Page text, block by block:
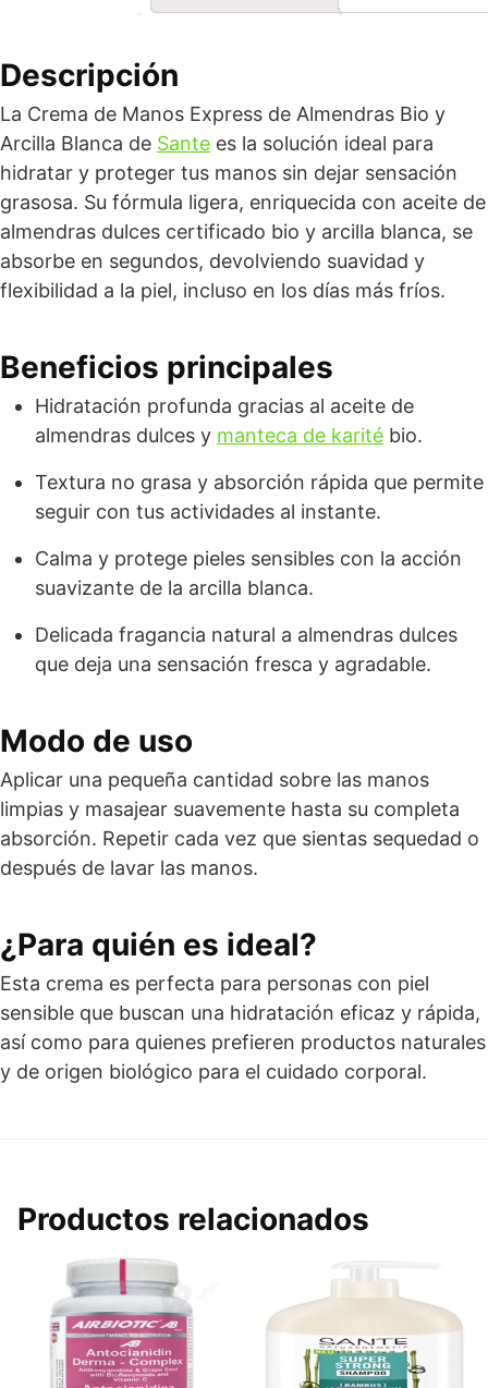
Descripción
La Crema de Manos Express de Almendras Bio y
Arcilla Blanca de Sante es la solución ideal para
hidratar y proteger tus manos sin dejar sensación
grasosa. Su fórmula ligera, enriquecida con aceite de
almendras dulces certificado bio y arcilla blanca, se
absorbe en segundos, devolviendo suavidad y
flexibilidad a la piel, incluso en los días más fríos.
Beneficios principales
Hidratación profunda gracias al aceite de
almendras dulces y manteca de karité bio.
Textura no grasa y absorción rápida que permite
seguir con tus actividades al instante.
Calma y protege pieles sensibles con la acción
suavizante de la arcilla blanca.
Delicada fragancia natural a almendras dulces
que deja una sensación fresca y agradable.
Modo de uso
Aplicar una pequeña cantidad sobre las manos
limpias y masajear suavemente hasta su completa
absorción. Repetir cada vez que sientas sequedad o
después de lavar las manos.
¿Para quién es ideal?
Esta crema es perfecta para personas con piel
sensible que buscan una hidratación eficaz y rápida,
así como para quienes prefieren productos naturales
y de origen biológico para el cuidado corporal.
Productos relacionados